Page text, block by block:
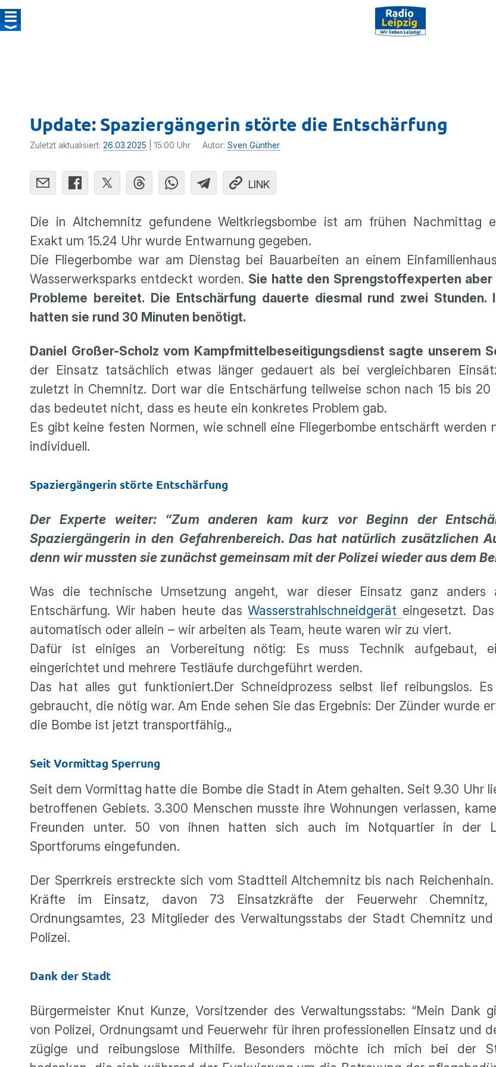
Update: Spaziergängerin störte die Entschärfung
Zuletzt aktualisiert: 26.03.2025 | 15:00 Uhr Autor: Sven Günther
LINK
Die in Altchemnitz gefundene Weltkriegsbombe ist am frühen Nachmittag
Exakt um 15.24 Uhr wurde Entwarnung gegeben.
Die Fliegerbombe war am Dienstag bei Bauarbeiten an einem
Wasserwerksparks entdeckt worden. Sie hatte den Sprengstoffexperten
Probleme bereitet. Die Entschärfung dauerte diesmal rund zwei Stunden.
hatten sie rund 30 Minuten benötigt.
Daniel Großer-Scholz vom Kampfmittelbeseitigungsdienst sagte unserem
der Einsatz tatsächlich etwas länger gedauert als bei vergleichbaren
zuletzt in Chemnitz. Dort war die Entschärfung teilweise schon nach 15 bis
das bedeutet nicht, dass es heute ein konkretes Problem gab.
Es gibt keine festen Normen, wie schnell eine Fliegerbombe entschärft werden
individuell.
Spaziergängerin störte Entschärfung
Der Experte weiter: “Zum anderen kam kurz vor Beginn der
Spaziergängerin in den Gefahrenbereich. Das hat natürlich zusätzlichen
denn wir mussten sie zunächst gemeinsam mit der Polizei wieder aus dem
Was die technische Umsetzung angeht, war dieser Einsatz ganz anders
Entschärfung. Wir haben heute dasWasserstrahlschneidgerät eingesetzt.
automatisch oder allein – wir arbeiten als Team, heute waren wir zu viert.
Dafür ist einiges an Vorbereitung nötig: Es muss Technik aufgebaut,
eingerichtet und mehrere Testläufe durchgeführt werden.
Das hat alles gut funktioniert.Der Schneidprozess selbst lief reibungslos.
gebraucht, die nötig war. Am Ende sehen Sie das Ergebnis: Der Zünder wurde
die Bombe ist jetzt transportfähig.„
Seit Vormittag Sperrung
Seit dem Vormittag hatte die Bombe die Stadt in Atem gehalten. Seit 9.30 Uhr
betroffenen Gebiets. 3.300 Menschen musste ihre Wohnungen verlassen,
Freunden unter. 50 von ihnen hatten sich auch im Notquartier in der
Sportforums eingefunden.
Der Sperrkreis erstreckte sich vom Stadtteil Altchemnitz bis nach
Kräfte im Einsatz, davon 73 Einsatzkräfte der Feuerwehr
Ordnungsamtes, 23 Mitglieder des Verwaltungsstabs der Stadt Chemnitz
Polizei.
Dank der Stadt
Bürgermeister Knut Kunze, Vorsitzender des Verwaltungsstabs: “Mein Dank
von Polizei, Ordnungsamt und Feuerwehr für ihren professionellen Einsatz und
zügige und reibungslose Mithilfe. Besonders möchte ich mich bei der